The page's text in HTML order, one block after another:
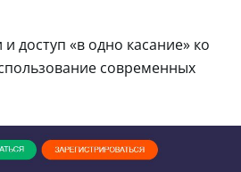
доступ «в одно касание» ко
современных